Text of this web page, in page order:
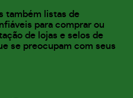
também listas de
para comprar ou
de lojas e selos de
se preocupam com seus